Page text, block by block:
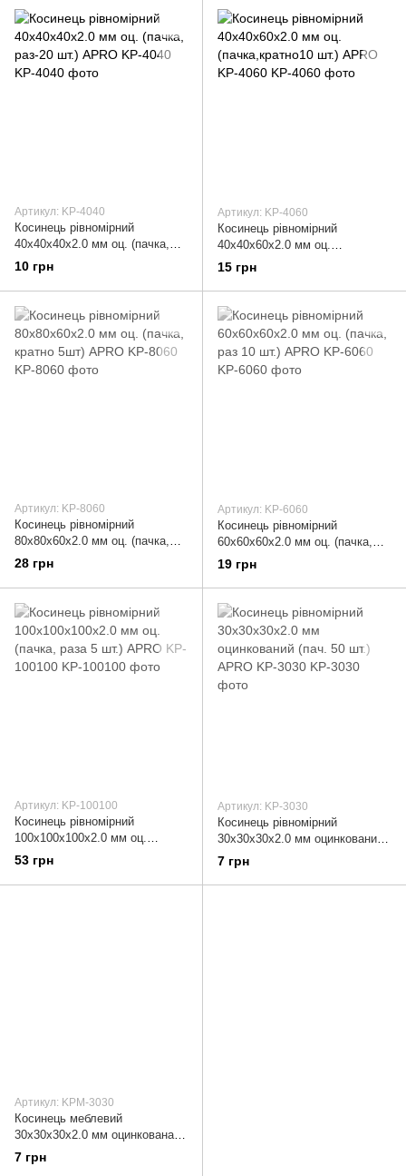
Артикул: KP-4040
Косинець рівномірний
40х40х40х2.0 мм оц. (пачка,
раз-20 шт.) APRO KP-4040
10 грн
Артикул: KP-4060
Косинець рівномірний
40х40х60х2.0 мм оц.
(пачка,кратно10 шт.) APRO KP-
4060
15 грн
Артикул: KP-8060
Косинець рівномірний
80х80х60х2.0 мм оц. (пачка,
кратно 5шт) APRO KP-8060
28 грн
Артикул: KP-6060
Косинець рівномірний
60х60х60х2.0 мм оц. (пачка,
раз 10 шт.) APRO KP-6060
19 грн
Артикул: KP-100100
Косинець рівномірний
100х100х100х2.0 мм оц.
(пачка, раза 5 шт.) APRO KP-
100100
53 грн
Артикул: KP-3030
Косинець рівномірний
30х30х30х2.0 мм оцинкований
(пач. 50 шт.) APRO KP-3030
7 грн
Артикул: KPМ-3030
Косинець меблевий
30х30х30х2.0 мм оцинкована
(пач. 50 шт.) APRO KPМ-3030
7 грн